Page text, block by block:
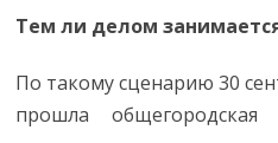
Тем ли делом
По такому сценарию 30
прошла общегородская